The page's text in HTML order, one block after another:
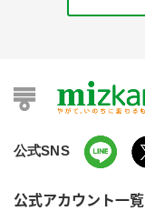
公式SNS
公式アカウント一覧